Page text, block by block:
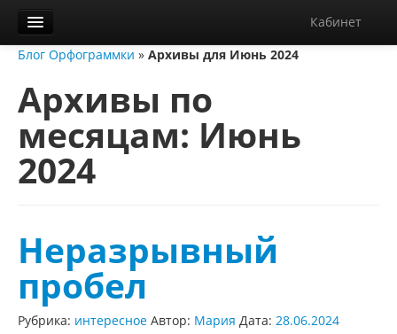
Кабинет
Орфограммка
Библиотека
Блог
О нас
Диктанты
Блог Орфограммки » Архивы для Июнь 2024
Архивы по
месяцам: Июнь
2024
Неразрывный
пробел
Рубрика: интересное Автор: Мария Дата: 28.06.2024